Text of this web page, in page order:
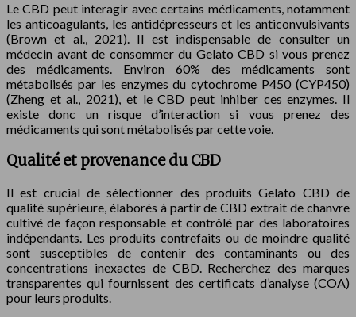
Le CBD peut interagir avec certains médicaments, notamment
les anticoagulants, les antidépresseurs et les anticonvulsivants
(Brown et al., 2021). Il est indispensable de consulter un
médecin avant de consommer du Gelato CBD si vous prenez
des médicaments. Environ 60% des médicaments sont
métabolisés par les enzymes du cytochrome P450 (CYP450)
(Zheng et al., 2021), et le CBD peut inhiber ces enzymes. Il
existe donc un risque d’interaction si vous prenez des
médicaments qui sont métabolisés par cette voie.
Qualité et provenance du CBD
Il est crucial de sélectionner des produits Gelato CBD de
qualité supérieure, élaborés à partir de CBD extrait de chanvre
cultivé de façon responsable et contrôlé par des laboratoires
indépendants. Les produits contrefaits ou de moindre qualité
sont susceptibles de contenir des contaminants ou des
concentrations inexactes de CBD. Recherchez des marques
transparentes qui fournissent des certificats d’analyse (COA)
pour leurs produits.